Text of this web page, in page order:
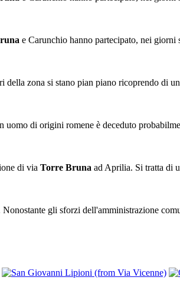
e Carunchio hanno partecipato, nei giorni
della zona si stano pian piano ricoprendo di
di origini romene è deceduto
di via Torre Bruna ad Aprilia. Si tratta di
gli sforzi dell'amministrazione